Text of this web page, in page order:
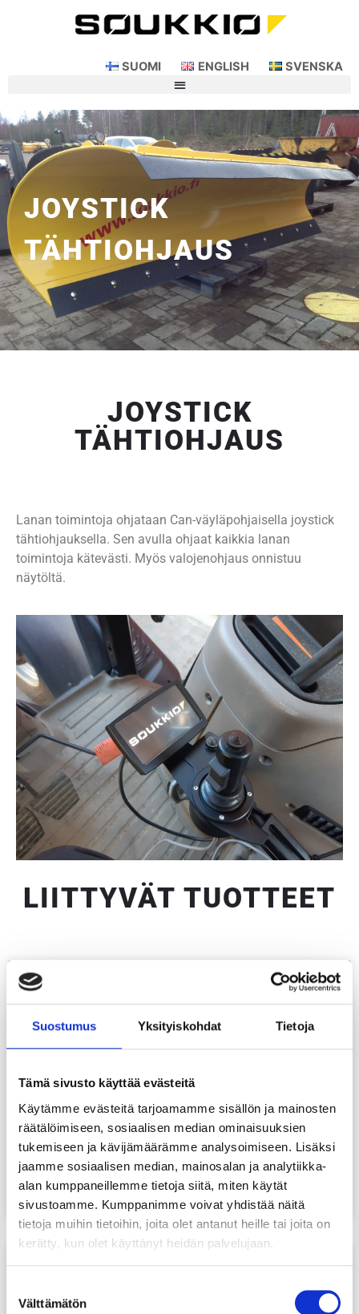
Suostumus Yksityiskohdat Tietoja
Tämä sivusto käyttää evästeitä
Käytämme evästeitä tarjoamamme sisällön ja mainosten
räätälöimiseen, sosiaalisen median ominaisuuksien
tukemiseen ja kävijämäärämme analysoimiseen. Lisäksi
jaamme sosiaalisen median, mainosalan ja analytiikka-
alan kumppaneillemme tietoja siitä, miten käytät
sivustoamme. Kumppanimme voivat yhdistää näitä
tietoja muihin tietoihin, joita olet antanut heille tai joita on
kerätty, kun olet käyttänyt heidän palvelujaan.
valinta
Välttämätön
SUOMI ENGLISH SVENSKA
JOYSTICK
TÄHTIOHJAUS
JOYSTICK
TÄHTIOHJAUS
Lanan toimintoja ohjataan Can-väyläpohjaisella joystick
tähtiohjauksella. Sen avulla ohjaat kaikkia lanan
toimintoja kätevästi. Myös valojenohjaus onnistuu
näytöltä.
LIITTYVÄT TUOTTEET
JUHANI POLANNELANA/TIELANA
JYRÄPYÖRÄSTÖLLÄ